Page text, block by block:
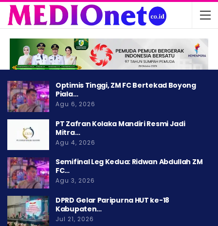
Optimis Tinggi, ZM FC Bertekad Boyong
Piala…
Agu 6, 2026
PT Zafran Kolaka Mandiri Resmi Jadi
Mitra…
Agu 4, 2026
Semifinal Leg Kedua: Ridwan Abdullah ZM
FC…
Agu 3, 2026
DPRD Gelar Paripurna HUT ke-18
Kabupaten…
Jul 21, 2026